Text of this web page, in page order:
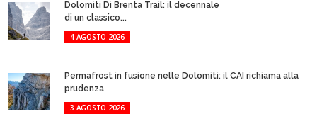
Dolomiti Di Brenta Trail: il decennale
di un classico...
4 AGOSTO 2026
Permafrost in fusione nelle Dolomiti: il CAI richiama alla
prudenza
3 AGOSTO 2026